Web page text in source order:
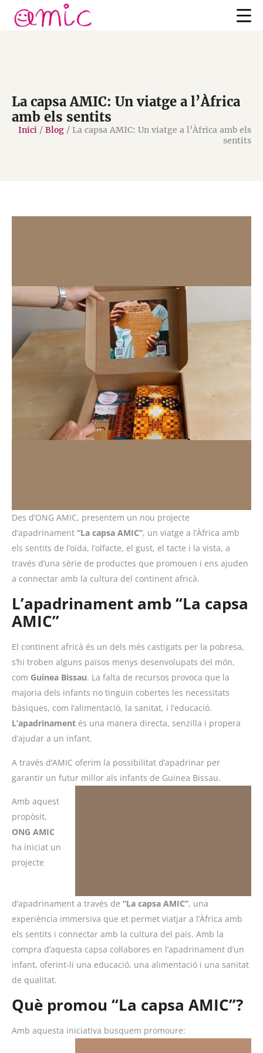
La capsa AMIC: Un viatge a l’Àfrica
amb els sentits
Inici / Blog / La capsa AMIC: Un viatge a l’Àfrica amb els
sentits
Des d’ONG AMIC, presentem un nou projecte
d’apadrinament “La capsa AMIC”, un viatge a l’Àfrica amb
els sentits de l’oïda, l’olfacte, el gust, el tacte i la vista, a
través d’una sèrie de productes que promouen i ens ajuden
a connectar amb la cultura del continent africà.
L’apadrinament amb “La capsa
AMIC”
El continent africà és un dels més castigats per la pobresa,
s’hi troben alguns països menys desenvolupats del món,
com Guinea Bissau. La falta de recursos provoca que la
majoria dels infants no tinguin cobertes les necessitats
bàsiques, com l’alimentació, la sanitat, i l’educació.
L’apadrinament és una manera directa, senzilla i propera
d’ajudar a un infant.
A través d’AMIC oferim la possibilitat d’apadrinar per
garantir un futur millor als infants de Guinea Bissau.
Amb aquest
propòsit,
ONG AMIC
ha iniciat un
projecte
d’apadrinament a través de “La capsa AMIC”, una
experiència immersiva que et permet viatjar a l’Àfrica amb
els sentits i connectar amb la cultura del país. Amb la
compra d’aquesta capsa col·labores en l’apadrinament d’un
infant, oferint-li una educació, una alimentació i una sanitat
de qualitat.
Què promou “La capsa AMIC”?
Amb aquesta iniciativa busquem promoure: